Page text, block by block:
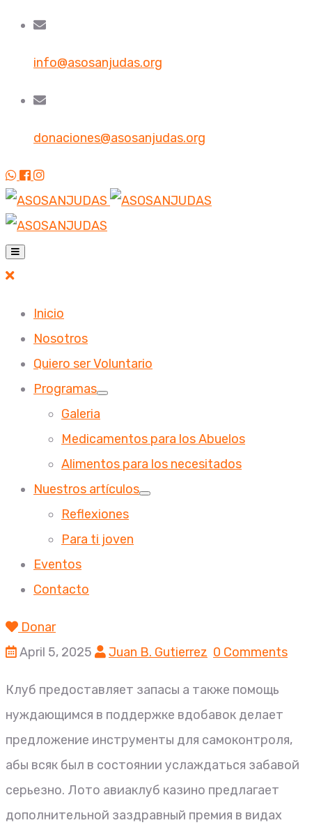
info@asosanjudas.org
donaciones@asosanjudas.org
Inicio
Nosotros
Quiero ser Voluntario
Programas
Galeria
Medicamentos para los Abuelos
Alimentos para los necesitados
Nuestros artículos
Reflexiones
Para ti joven
Eventos
Contacto
Donar
April 5, 2025
Juan B. Gutierrez 0 Comments
Клуб предоставляет запасы а также помощь
нуждающимся в поддержке вдобавок делает
предложение инструменты для самоконтроля,
абы всяк был в состоянии услаждаться забавой
серьезно. Лото авиаклуб казино предлагает
дополнительной заздравный премия в видах